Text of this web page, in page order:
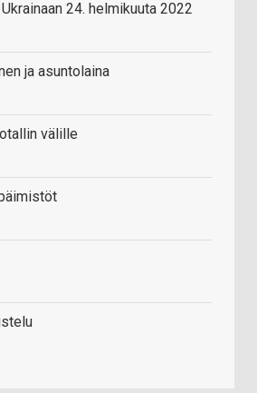
24. helmikuuta 2022
ja asuntolaina
välille